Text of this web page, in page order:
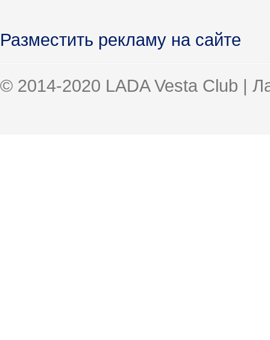
Разместить рекламу на сайте
© 2014-2020 LADA Vesta Club |